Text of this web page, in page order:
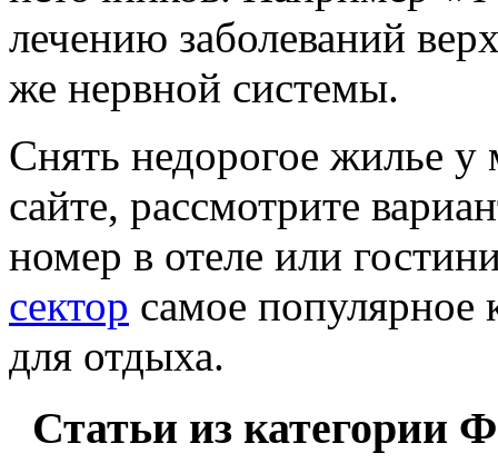
лечению заболеваний
же нервной системы.
Снять недорогое жилье
сайте, рассмотрите
номер в отеле или
сектор самое популярное
для отдыха.
Статьи из категории